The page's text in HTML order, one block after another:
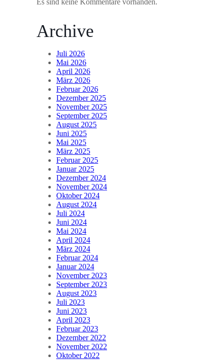
Es sind keine Kommentare vorhanden.
Archive
Juli 2026
Mai 2026
April 2026
März 2026
Februar 2026
Dezember 2025
November 2025
September 2025
August 2025
Juni 2025
Mai 2025
März 2025
Februar 2025
Januar 2025
Dezember 2024
November 2024
Oktober 2024
August 2024
Juli 2024
Juni 2024
Mai 2024
April 2024
März 2024
Februar 2024
Januar 2024
November 2023
September 2023
August 2023
Juli 2023
Juni 2023
April 2023
Februar 2023
Dezember 2022
November 2022
Oktober 2022